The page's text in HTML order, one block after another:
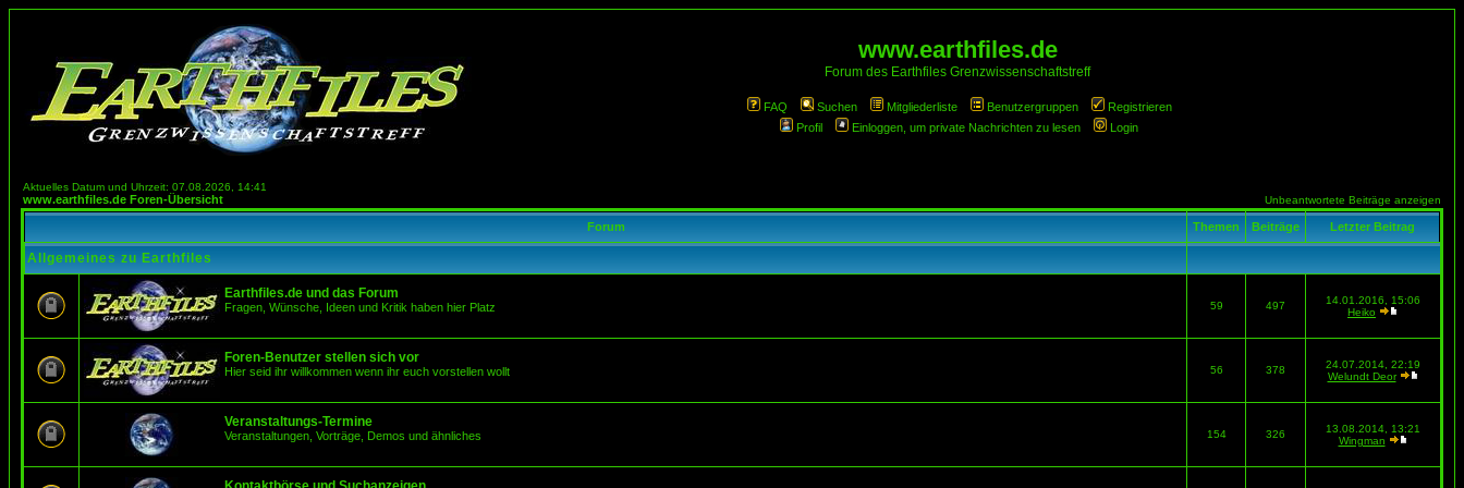
www.earthfiles.de
Forum des Earthfiles Grenzwissenschaftstreff
FAQ Suchen Mitgliederliste Benutzergruppen
Registrieren
Profil
Einloggen, um private Nachrichten zu lesen Login
Aktuelles Datum und Uhrzeit: 07.08.2026, 14:41
www.earthfiles.de Foren-Übersicht Unbeantwortete Beiträge anzeigen
Forum Themen Beiträge Letzter Beitrag
Allgemeines zu Earthfiles
Earthfiles.de und das Forum
Fragen, Wünsche, Ideen und Kritik haben hier Platz 59 497
14.01.2016, 15:06
Heiko
Foren-Benutzer stellen sich vor
Hier seid ihr willkommen wenn ihr euch vorstellen wollt 56 378
24.07.2014, 22:19
Welundt Deor
Veranstaltungs-Termine
Veranstaltungen, Vorträge, Demos und ähnliches 154 326
13.08.2014, 13:21
Wingman